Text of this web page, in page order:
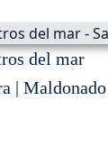
del mar
|